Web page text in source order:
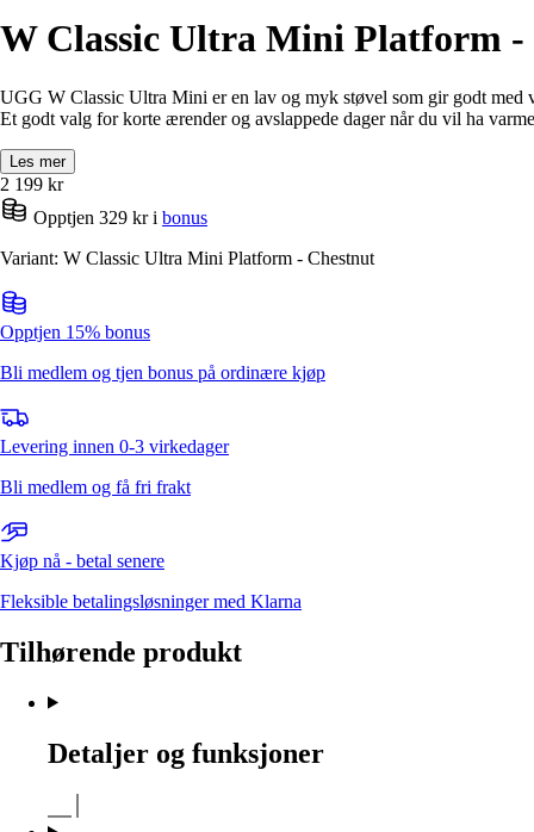
W Classic Ultra Mini Platform -
UGG W Classic Ultra Mini er en lav og myk støvel som gir godt med
Et godt valg for korte ærender og avslappede dager når du vil ha
Les mer
2 199 kr
Opptjen 329 kr i bonus
Variant: W Classic Ultra Mini Platform - Chestnut
Opptjen 15% bonus
Bli medlem og tjen bonus på ordinære kjøp
Levering innen 0-3 virkedager
Bli medlem og få fri frakt
Kjøp nå - betal senere
Fleksible betalingsløsninger med Klarna
Tilhørende produkt
Detaljer og funksjoner